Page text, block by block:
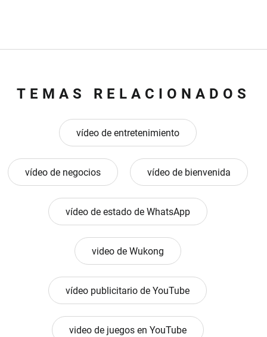
TEMAS RELACIONADOS
vídeo de entretenimiento
vídeo de negocios vídeo de bienvenida
vídeo de estado de WhatsApp
video de Wukong
vídeo publicitario de YouTube
video de juegos en YouTube